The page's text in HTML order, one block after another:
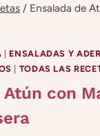
/ Ensalada de
ENSALADAS Y
TODAS LAS
con